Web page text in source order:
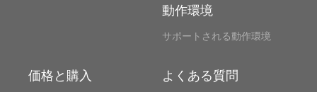
動作環境
サポートされる動作環境
価格と購入 よくある質問